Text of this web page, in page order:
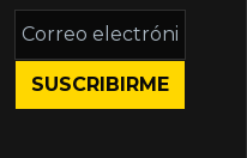
Correo
electrónico
*